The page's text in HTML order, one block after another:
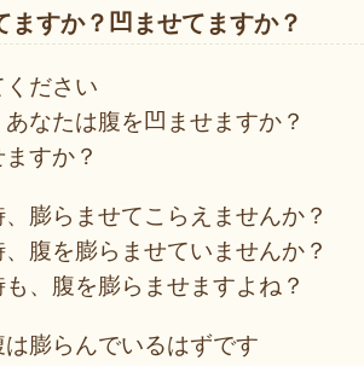
ますか？凹ませてますか？
ださい
なたは腹を凹ませますか？
すか？
膨らませてこらえませんか？
腹を膨らませていませんか？
も、腹を膨らませますよね？
膨らんでいるはずです